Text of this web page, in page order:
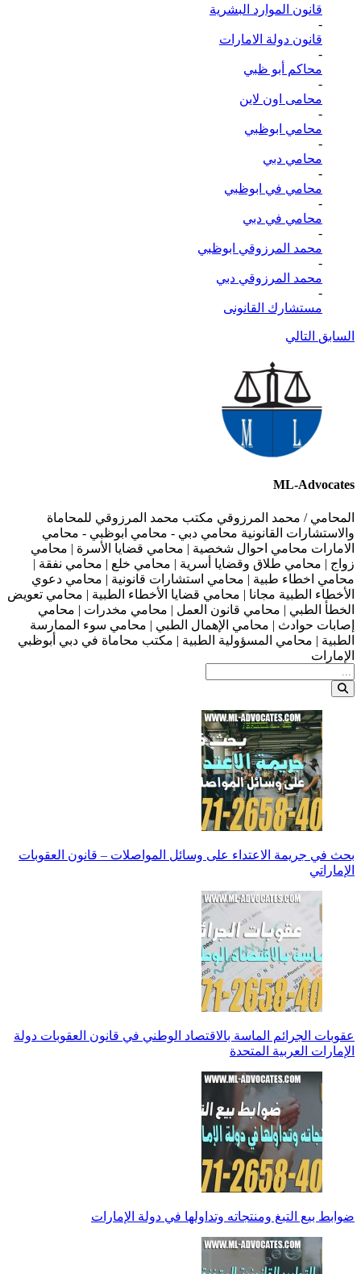
قانون الموارد البشرية
-
قانون دولة الامارات
-
محاكم أبو ظبي
-
محامى اون لاين
-
محامي ابوظبي
-
محامي دبي
-
محامي في ابوظبي
-
محامي في دبي
-
محمد المرزوقي ابوظبي
-
محمد المرزوقي دبي
-
مستشارك القانونى
السابق التالي
ML-Advocates
المحامي / محمد المرزوقي مكتب محمد المرزوقي للمحاماة
والاستشارات القانونية محامي دبي - محامي ابوظبي - محامي
الامارات محامي احوال شخصية | محامي قضايا الأسرة | محامي
زواج | محامي طلاق وقضايا أسرية | محامي خلع | محامي نفقة |
محامي اخطاء طبية | محامي استشارات قانونية | محامي دعوي
الأخطاء الطبية مجانا | محامي قضايا الأخطاء الطبية | محامي تعويض
الخطأ الطبي | محامي قانون العمل | محامي مخدرات | محامي
إصابات حوادث | محامي الإهمال الطبي | محامي سوء الممارسة
الطبية | محامي المسؤولية الطبية | مكتب محاماة في دبي أبوظبي
الإمارات
بحث في جريمة الاعتداء على وسائل المواصلات – قانون العقوبات
الإماراتي
عقوبات الجرائم الماسة بالاقتصاد الوطني في قانون العقوبات دولة
الإمارات العربية المتحدة
ضوابط بيع التبغ ومنتجاته وتداولها في دولة الإمارات